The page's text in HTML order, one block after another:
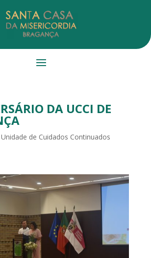
DA UCCI DE
Unidade de Cuidados Continuados